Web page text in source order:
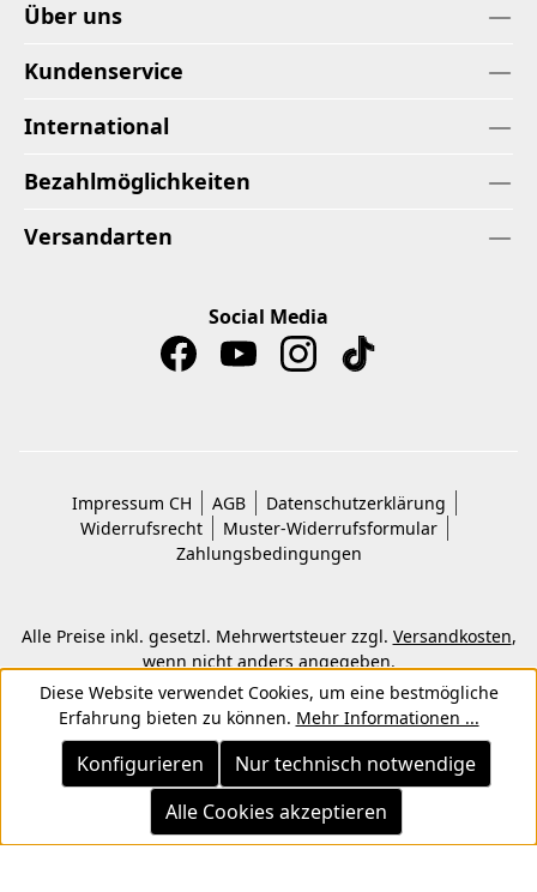
Über uns
Kundenservice
International
Bezahlmöglichkeiten
Versandarten
Social Media
Impressum CH AGB
Datenschutzerklärung
Widerrufsrecht
Muster-Widerrufsformular
Zahlungsbedingungen
Alle Preise inkl. gesetzl. Mehrwertsteuer zzgl. Versandkosten,
wenn nicht anders angegeben.
© 2026 Copyright © Kwon KG. Alle Rechte vorbehalten.
Diese Website verwendet Cookies, um eine bestmögliche
Erfahrung bieten zu können. Mehr Informationen ...
Nur technisch notwendige
Konfigurieren
Alle Cookies akzeptieren